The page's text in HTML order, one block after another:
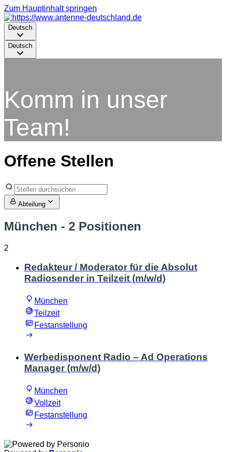
Zum Hauptinhalt springen
Deutsch
Deutsch
Komm in unser
Team!
Offene Stellen
Abteilung
München - 2 Positionen
2
Redakteur / Moderator für die Absolut
Radiosender in Teilzeit (m/w/d)
München
Teilzeit
Festanstellung
Werbedisponent Radio – Ad Operations
Manager (m/w/d)
München
Vollzeit
Festanstellung